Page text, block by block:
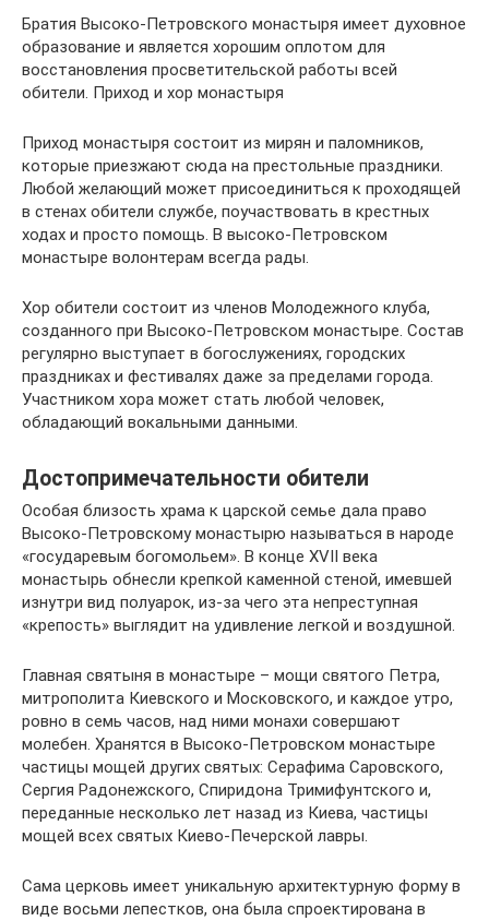
Братия Высоко-Петровского монастыря имеет духовное
образование и является хорошим оплотом для
восстановления просветительской работы всей
обители. Приход и хор монастыря
Приход монастыря состоит из мирян и паломников,
которые приезжают сюда на престольные праздники.
Любой желающий может присоединиться к проходящей
в стенах обители службе, поучаствовать в крестных
ходах и просто помощь. В высоко-Петровском
монастыре волонтерам всегда рады.
Хор обители состоит из членов Молодежного клуба,
созданного при Высоко-Петровском монастыре. Состав
регулярно выступает в богослужениях, городских
праздниках и фестивалях даже за пределами города.
Участником хора может стать любой человек,
обладающий вокальными данными.
Достопримечательности обители
Особая близость храма к царской семье дала право
Высоко-Петровскому монастырю называться в народе
«государевым богомольем». В конце XVII века
монастырь обнесли крепкой каменной стеной, имевшей
изнутри вид полуарок, из-за чего эта непреступная
«крепость» выглядит на удивление легкой и воздушной.
Главная святыня в монастыре – мощи святого Петра,
митрополита Киевского и Московского, и каждое утро,
ровно в семь часов, над ними монахи совершают
молебен. Хранятся в Высоко-Петровском монастыре
частицы мощей других святых: Серафима Саровского,
Сергия Радонежского, Спиридона Тримифунтского и,
переданные несколько лет назад из Киева, частицы
мощей всех святых Киево-Печерской лавры.
Сама церковь имеет уникальную архитектурную форму в
виде восьми лепестков, она была спроектирована в